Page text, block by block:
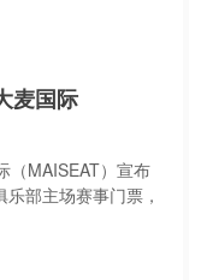
麦国际
（MAISEAT）宣布
部主场赛事门票，